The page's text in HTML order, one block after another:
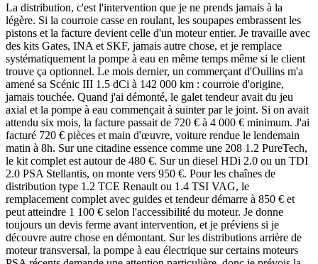
La distribution, c'est l'intervention que je ne prends jamais à la
légère. Si la courroie casse en roulant, les soupapes embrassent les
pistons et la facture devient celle d'un moteur entier. Je travaille avec
des kits Gates, INA et SKF, jamais autre chose, et je remplace
systématiquement la pompe à eau en même temps même si le client
trouve ça optionnel. Le mois dernier, un commerçant d'Oullins m'a
amené sa Scénic III 1.5 dCi à 142 000 km : courroie d'origine,
jamais touchée. Quand j'ai démonté, le galet tendeur avait du jeu
axial et la pompe à eau commençait à suinter par le joint. Si on avait
attendu six mois, la facture passait de 720 € à 4 000 € minimum. J'ai
facturé 720 € pièces et main d'œuvre, voiture rendue le lendemain
matin à 8h. Sur une citadine essence comme une 208 1.2 PureTech,
le kit complet est autour de 480 €. Sur un diesel HDi 2.0 ou un TDI
2.0 PSA Stellantis, on monte vers 950 €. Pour les chaînes de
distribution type 1.2 TCE Renault ou 1.4 TSI VAG, le
remplacement complet avec guides et tendeur démarre à 850 € et
peut atteindre 1 100 € selon l'accessibilité du moteur. Je donne
toujours un devis ferme avant intervention, et je préviens si je
découvre autre chose en démontant. Sur les distributions arrière de
moteur transversal, la pompe à eau électrique sur certains moteurs